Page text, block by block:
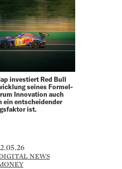
investiert Red Bull
seines Formel-
Innovation auch
entscheidender
ist.
NEWS